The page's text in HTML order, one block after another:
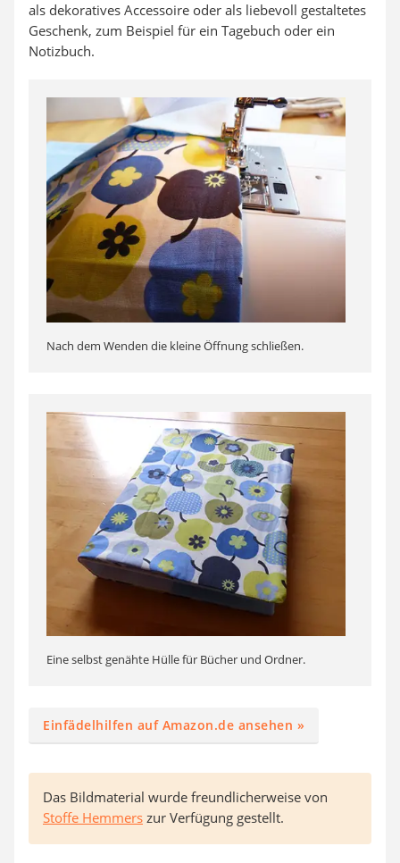
als dekoratives Accessoire oder als liebevoll gestaltetes
Geschenk, zum Beispiel für ein Tagebuch oder ein
Notizbuch.
Nach dem Wenden die kleine Öffnung schließen.
Eine selbst genähte Hülle für Bücher und Ordner.
Einfädelhilfen auf Amazon.de ansehen »
Das Bildmaterial wurde freundlicherweise von
Stoffe Hemmers zur Verfügung gestellt.